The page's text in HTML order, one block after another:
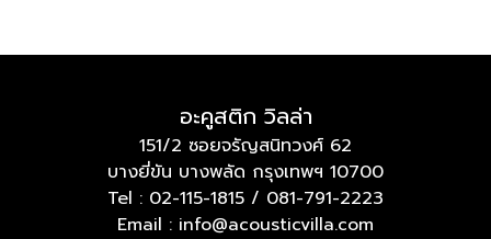
อะคูสติก วิลล่า
151/2 ซอยจรัญสนิทวงศ์ 62
บางยี่ขัน บางพลัด กรุงเทพฯ 10700
Tel : 02-115-1815 / 081-791-2223
Email : info@acousticvilla.com